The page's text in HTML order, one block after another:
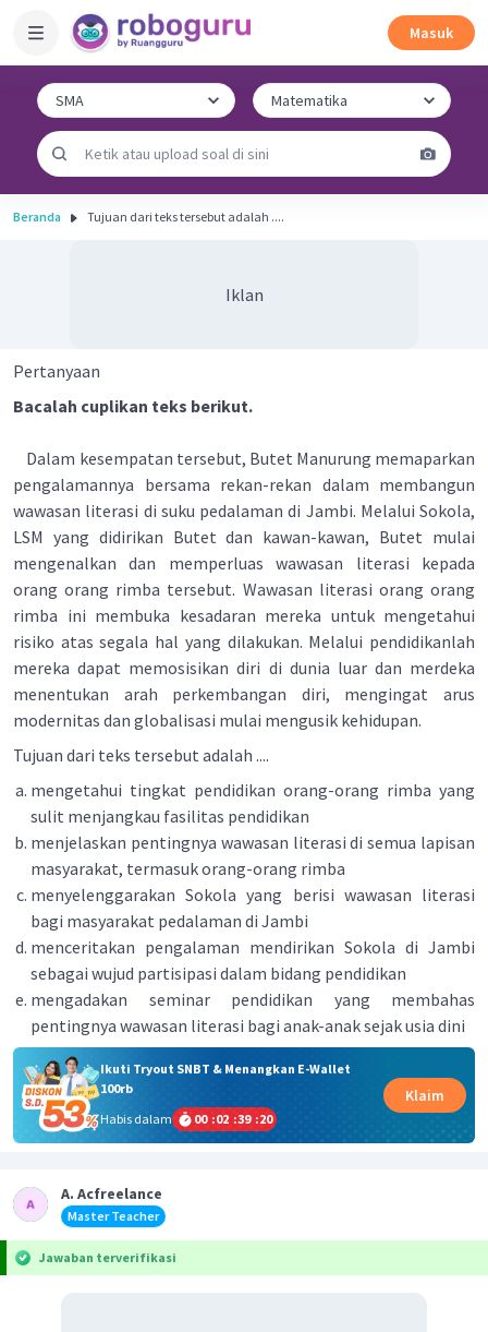
Masuk
Beranda Tujuan dari teks tersebut adalah ....
Iklan
Pertanyaan
Bacalah cuplikan teks berikut.
Dalam kesempatan tersebut, Butet Manurung memaparkan
pengalamannya bersama rekan-rekan dalam membangun
wawasan literasi di suku pedalaman di Jambi. Melalui Sokola,
LSM yang didirikan Butet dan kawan-kawan, Butet mulai
mengenalkan dan memperluas wawasan literasi kepada
orang­ orang rimba tersebut. Wawasan literasi orang­ orang
rimba ini membuka kesadaran mereka untuk mengetahui
risiko atas segala hal yang dilakukan. Melalui pendidikanlah
mereka dapat memosisikan diri di dunia luar dan merdeka
menentukan arah perkembangan diri, mengingat arus
modernitas dan globalisasi mulai mengusik kehidupan.
Tujuan dari teks tersebut adalah ....
mengetahui tingkat pendidikan orang-orang rimba yang
sulit menjangkau fasilitas pendidikan
menjelaskan pentingnya wawasan literasi di semua lapisan
masyarakat, termasuk orang-orang rimba
menyelenggarakan Sokola yang berisi wawasan literasi
bagi masyarakat pedalaman di Jambi
menceritakan pengalaman mendirikan Sokola di Jambi
sebagai wujud partisipasi dalam bidang pendidikan
mengadakan seminar pendidikan yang membahas
pentingnya wawasan literasi bagi anak-anak sejak usia dini
Ikuti Tryout SNBT & Menangkan E-Wallet
100rb
Habis dalam
00 :02 :39 :20
Klaim
A. Acfreelance
Master Teacher
Jawaban terverifikasi